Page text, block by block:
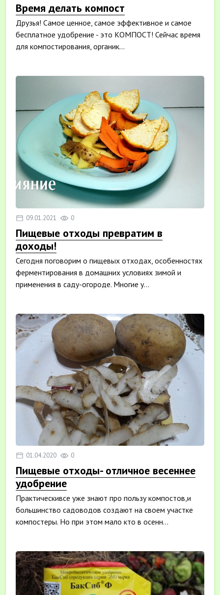
Время делать компост
Друзья! Самое ценное, самое эффективное и самое
бесплатное удобрение - это КОМПОСТ! Сейчас время
для компостирования, органик...
09.01.2021 0
Пищевые отходы превратим в
доходы!
Сегодня поговорим о пищевых отходах, особенностях
ферментирования в домашних условиях зимой и
применения в саду-огороде. Многие у...
01.04.2020 0
Пищевые отходы- отличное весеннее
удобрение
Практическивсе уже знают про пользу компостов,и
большинство садоводов создают на своем участке
компостеры. Но при этом мало кто в осенн...